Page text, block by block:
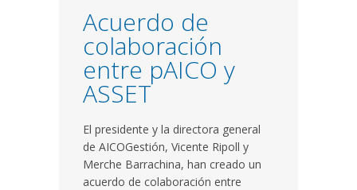
Acuerdo de
colaboración
entre pAICO y
ASSET
El presidente y la directora general
de AICOGestión, Vicente Ripoll y
Merche Barrachina, han creado un
acuerdo de colaboración entre